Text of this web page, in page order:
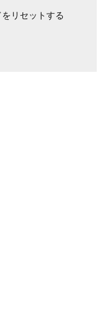
リセットする